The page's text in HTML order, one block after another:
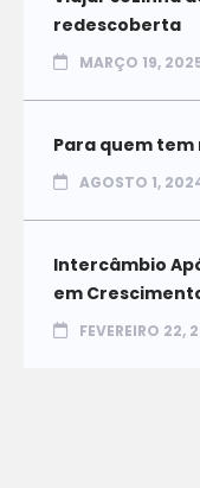
redescoberta
MARÇO 19,
Para quem tem
AGOSTO 1,
Intercâmbio
em
FEVEREIRO 22,